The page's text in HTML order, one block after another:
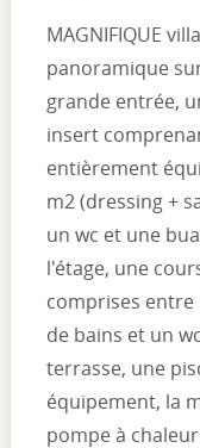
MAGNIFIQUE
panoramique
grande entrée,
insert
entièrement
m2 (dressing +
un wc et une
l'étage, une
comprises entre
de bains et un
terrasse, une
équipement, la
pompe à